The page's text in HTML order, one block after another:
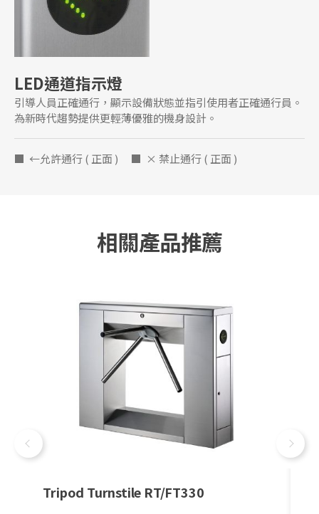
LED通道指示燈
引導人員正確通行，顯示設備狀態並指引使用者正確通行員。
為新時代趨勢提供更輕薄優雅的機身設計。
■ ←允許通行 ( 正面 ) ■ × 禁止通行 ( 正面 )
相關產品推薦
SPEED GATE GT308